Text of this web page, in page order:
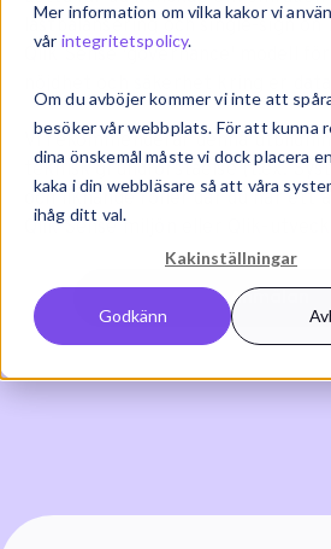
Mer information om vilka kakor vi
vår integritetspolicy.
Om du avböjer kommer vi inte att
besöker vår webbplats. För att kunna
dina önskemål måste vi dock placera
kaka i din webbläsare så att våra
ihåg ditt val.
Kakinställningar
Godkänn
lastbalansering och single-sign
Qlik Sense 'governance' modell
Vi rekommenderar denna
teknisk grundförståelse (t.ex.
och liknande roller där du har ett
Qlik Sense miljön eller Qlik-
Anmälan